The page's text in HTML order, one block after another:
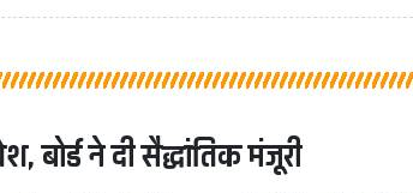
ने दी सैद्धांतिक मंजूरी